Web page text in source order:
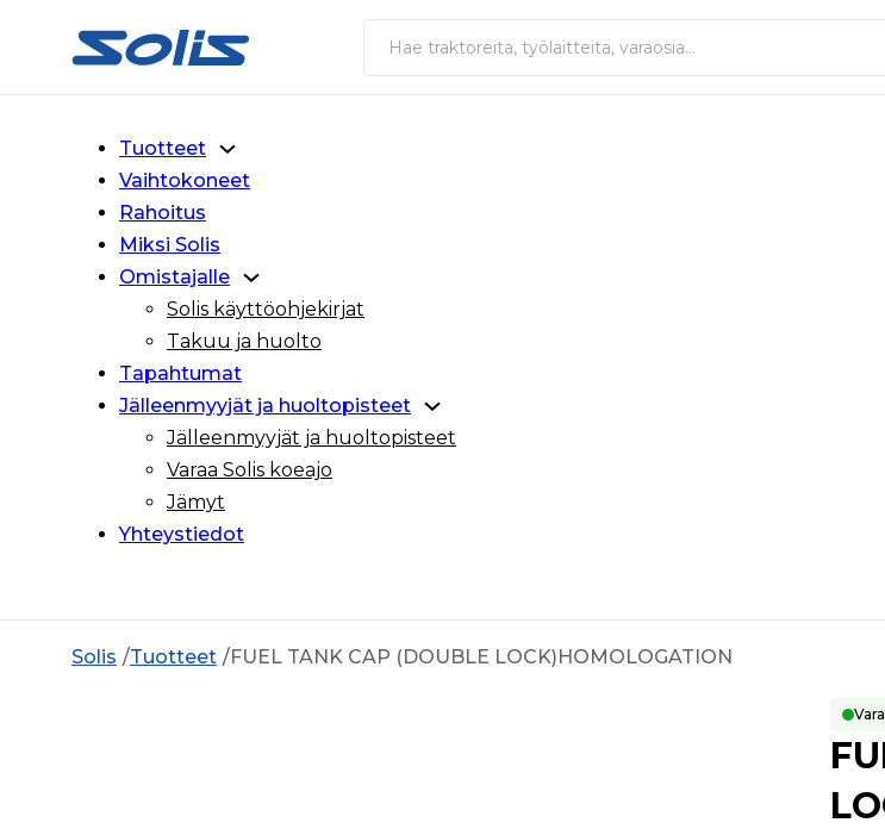
Siirry pääsisältöön
Siirry alatunnisteeseen
Haku
Tuotteet
Vaihtokoneet
Rahoitus
Miksi Solis
Omistajalle
Solis käyttöohjekirjat
Takuu ja huolto
Tapahtumat
Jälleenmyyjät ja huoltopisteet
Jälleenmyyjät ja huoltopisteet
Varaa Solis koeajo
Jämyt
Yhteystiedot
Solis Tuotteet FUEL TANK CAP (DOUBLE LOCK)HOMOLOGATION